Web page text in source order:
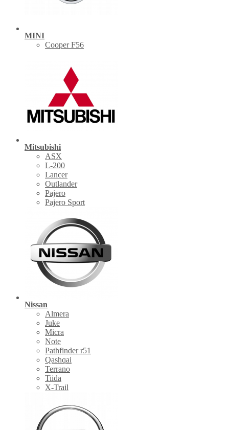
MINI
Cooper F56
Mitsubishi
ASX
L-200
Lancer
Outlander
Pajero
Pajero Sport
Nissan
Almera
Juke
Micra
Note
Pathfinder r51
Qashqai
Terrano
Tiida
X-Trail